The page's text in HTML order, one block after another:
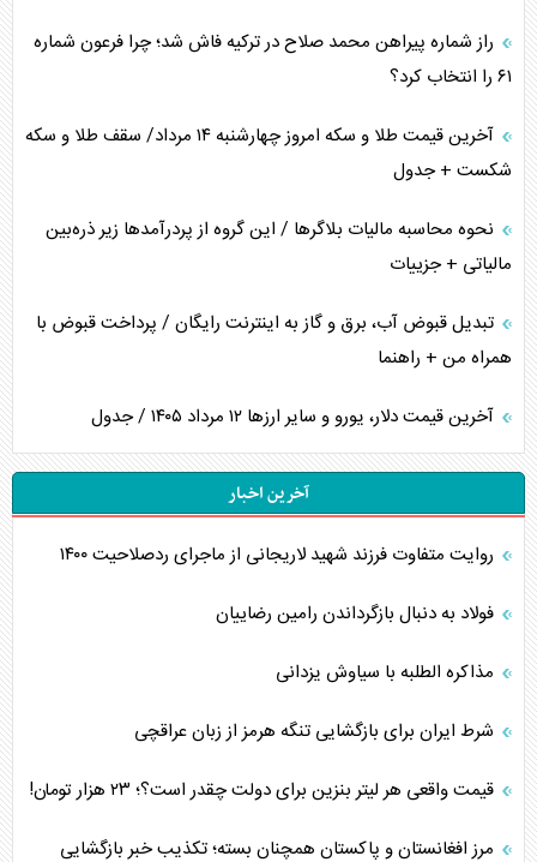
راز شماره پیراهن محمد صلاح در ترکیه فاش شد؛ چرا فرعون شماره
۶۱ را انتخاب کرد؟
آخرین قیمت طلا و سکه امروز چهارشنبه ۱۴ مرداد/ سقف طلا و سکه
شکست + جدول
نحوه محاسبه مالیات بلاگر‌ها / این گروه از پردرآمد‌ها زیر ذره‌بین
مالیاتی + جزییات
تبدیل قبوض آب، برق و گاز به اینترنت رایگان / پرداخت قبوض با
همراه من + راهنما
آخرین قیمت دلار، یورو و سایر ارز‌ها ۱۲ مرداد ۱۴۰۵ / جدول
آخرین اخبار
روایت متفاوت فرزند شهید لاریجانی از ماجرای ردصلاحیت ۱۴۰۰
فولاد به دنبال بازگرداندن رامین رضاییان
مذاکره الطلبه با سیاوش یزدانی
شرط ایران برای بازگشایی تنگه هرمز از زبان عراقچی
قیمت واقعی هر لیتر بنزین برای دولت چقدر است؟؛ ۲۳ هزار تومان!
مرز افغانستان و پاکستان همچنان بسته؛ تکذیب خبر بازگشایی